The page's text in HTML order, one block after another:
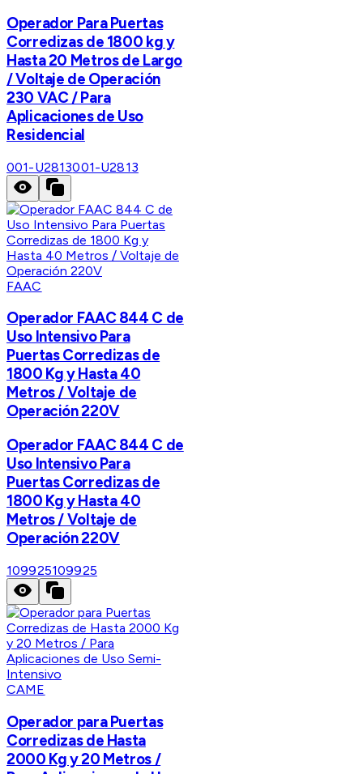
Operador Para Puertas
Corredizas de 1800 kg y
Hasta 20 Metros de Largo
/ Voltaje de Operación
230 VAC / Para
Aplicaciones de Uso
Residencial
001-U2813001-U2813
FAAC
Operador FAAC 844 C de
Uso Intensivo Para
Puertas Corredizas de
1800 Kg y Hasta 40
Metros / Voltaje de
Operación 220V
Operador FAAC 844 C de
Uso Intensivo Para
Puertas Corredizas de
1800 Kg y Hasta 40
Metros / Voltaje de
Operación 220V
109925109925
CAME
Operador para Puertas
Corredizas de Hasta
2000 Kg y 20 Metros /